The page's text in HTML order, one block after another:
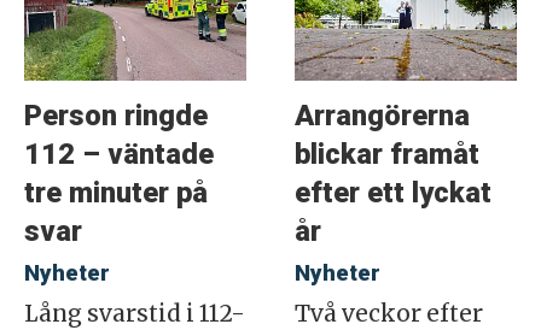
Person ringde
112 – väntade
tre minuter på
svar
Nyheter
Lång svarstid i 112-
Arrangörerna
blickar framåt
efter ett lyckat
år
Nyheter
Två veckor efter